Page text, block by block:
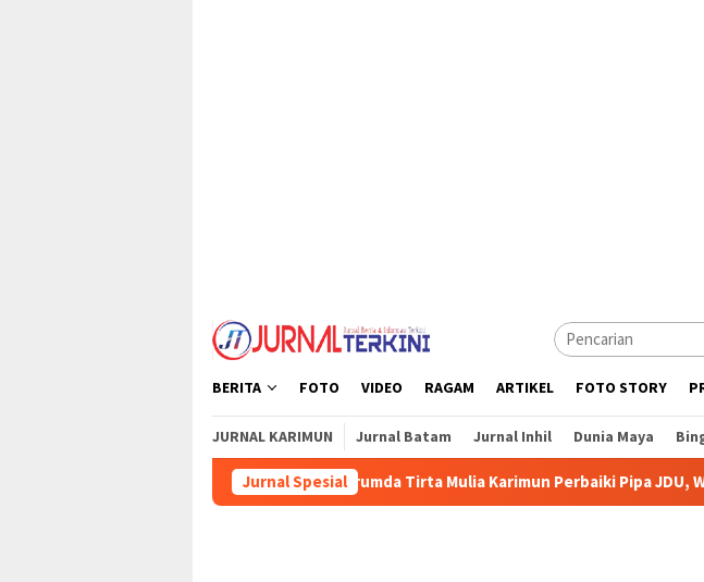
BERITA FOTO VIDEO RAGAM ARTIKEL FOTO STORY
JURNAL KARIMUN Jurnal Batam Jurnal Inhil Dunia Maya
Jurnal Spesial
Perumda Tirta Mulia Karimun Perbaiki Pipa JDU, Warga Diimbau